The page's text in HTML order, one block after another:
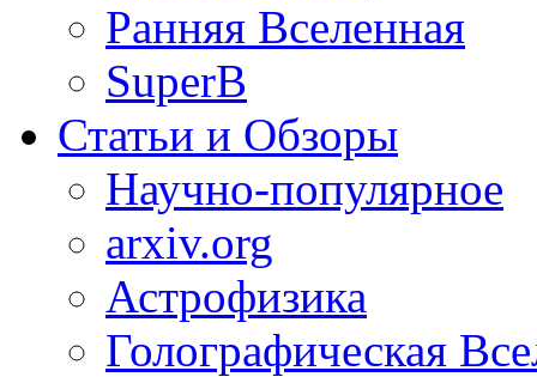
Ранняя Вселенная
SuperB
Статьи и Обзоры
Научно-популярное
arxiv.org
Астрофизика
Голографическая